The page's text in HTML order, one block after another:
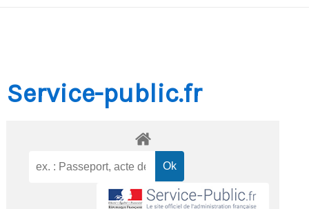
Service-public.fr